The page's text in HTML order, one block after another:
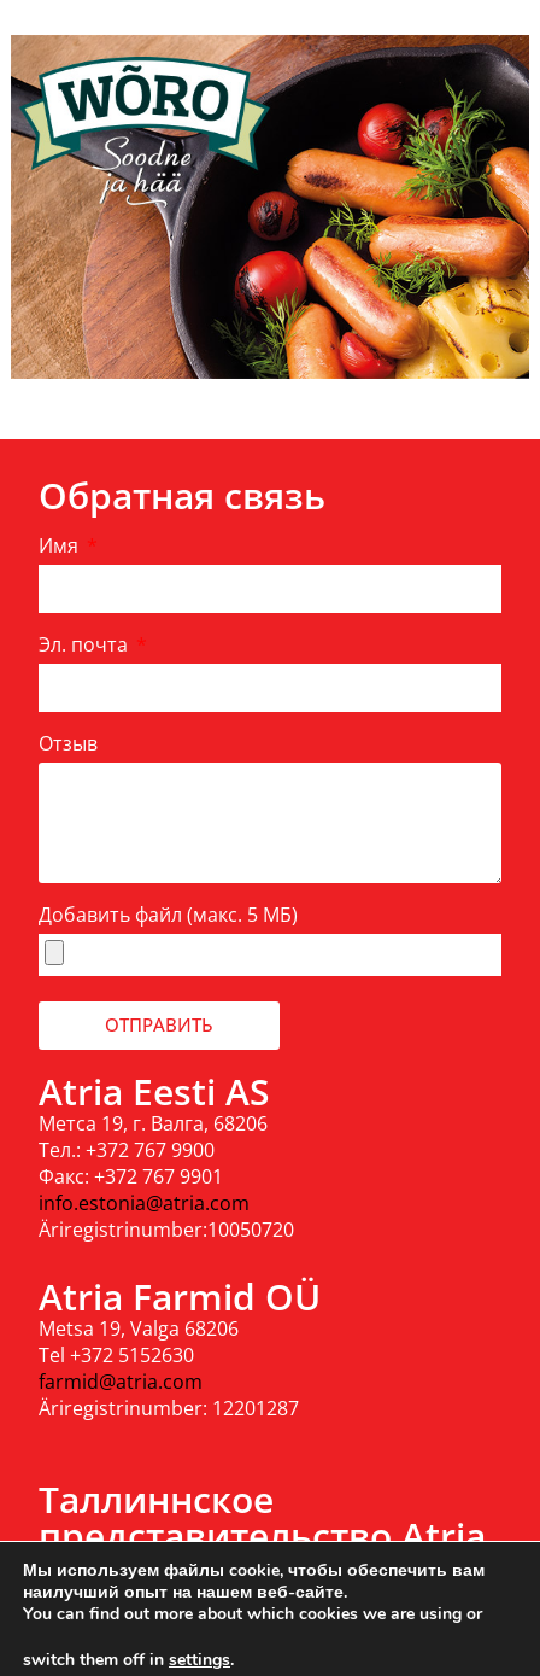
Обратная связь
Имя
Эл. почта
Отзыв
Добавить файл (макс. 5 МБ)
ОТПРАВИТЬ
Atria Eesti AS
Метса 19, г. Валга, 68206
Тел.: +372 767 9900
Факс: +372 767 9901
info.estonia@atria.com
Äriregistrinumber:10050720
Atria Farmid OÜ
Metsa 19, Valga 68206
Tel +372 5152630
farmid@atria.com
Äriregistrinumber: 12201287
Таллиннское
представительство Atria
Eesti AS
Тел.: +372 767 9900
(Öpiku maja A-tiib, 10. korrus) 11415 Tallinn
Мы используем файлы cookie, чтобы обеспечить вам
наилучший опыт на нашем веб-сайте.
You can find out more about which cookies we are using or
switch them off in settings.